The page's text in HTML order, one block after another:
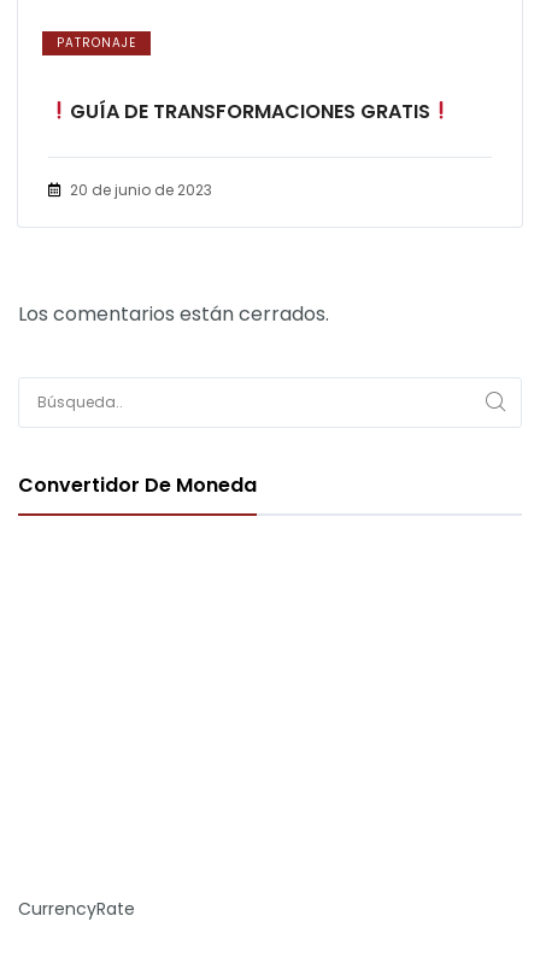
PATRONAJE
GUÍA DE TRANSFORMACIONES GRATIS
20 de junio de 2023
Los comentarios están cerrados.
Convertidor De Moneda
CurrencyRate